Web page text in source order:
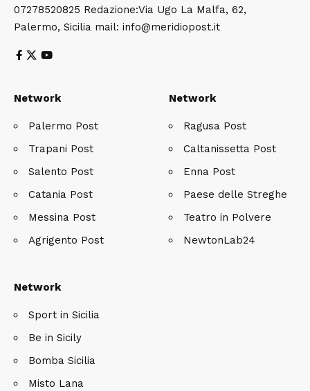
07278520825 Redazione:Via Ugo La Malfa, 62,
Palermo, Sicilia mail: info@meridiopost.it
Network
Palermo Post
Trapani Post
Salento Post
Catania Post
Messina Post
Agrigento Post
Network
Ragusa Post
Caltanissetta Post
Enna Post
Paese delle Streghe
Teatro in Polvere
NewtonLab24
Network
Sport in Sicilia
Be in Sicily
Bomba Sicilia
Misto Lana